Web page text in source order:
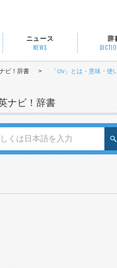
ニュース
NEWS
辞
ビ！辞書 > 「clv」とは・意味・
ナビ！辞書